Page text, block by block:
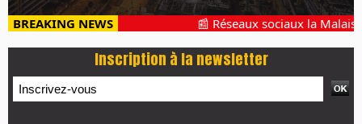
BREAKING NEWS 📰 Réseaux sociaux la
Inscription à la newsletter